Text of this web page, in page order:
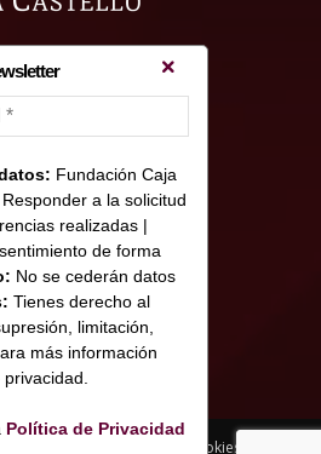
s/nº, 12001
Uso de cookies
Fundación Caja
Responder a la solicitud
realizadas |
de forma
No se cederán datos
Tienes derecho al
limitación,
más información
Política de Privacidad